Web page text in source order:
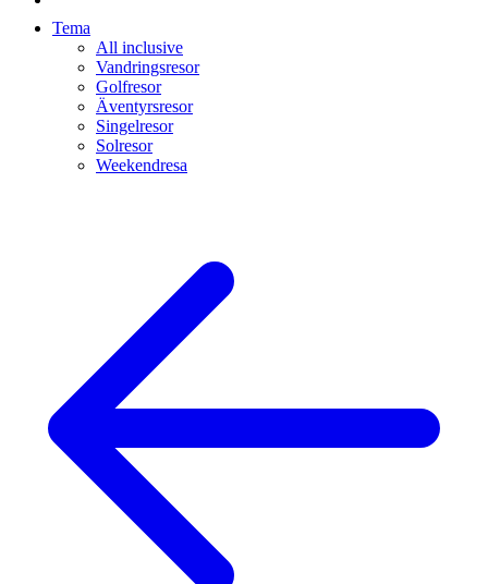
Tema
All inclusive
Vandringsresor
Golfresor
Äventyrsresor
Singelresor
Solresor
Weekendresa